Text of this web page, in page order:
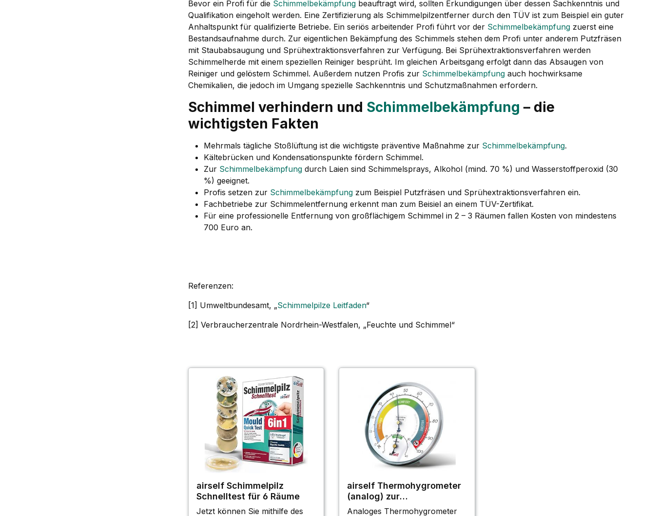
Bevor ein Profi für die Schimmelbekämpfung beauftragt wird, sollten Erkundigungen über dessen Sachkenntnis und
Qualifikation eingeholt werden. Eine Zertifizierung als Schimmelpilzentferner durch den TÜV ist zum Beispiel ein guter
Anhaltspunkt für qualifizierte Betriebe. Ein seriös arbeitender Profi führt vor der Schimmelbekämpfung zuerst eine
Bestandsaufnahme durch. Zur eigentlichen Bekämpfung des Schimmels stehen dem Profi unter anderem Putzfräsen
mit Staubabsaugung und Sprühextraktionsverfahren zur Verfügung. Bei Sprühextraktionsverfahren werden
Schimmelherde mit einem speziellen Reiniger besprüht. Im gleichen Arbeitsgang erfolgt dann das Absaugen von
Reiniger und gelöstem Schimmel. Außerdem nutzen Profis zur Schimmelbekämpfung auch hochwirksame
Chemikalien, die jedoch im Umgang spezielle Sachkenntnis und Schutzmaßnahmen erfordern.
Schimmel verhindern und Schimmelbekämpfung – die
wichtigsten Fakten
Mehrmals tägliche Stoßlüftung ist die wichtigste präventive Maßnahme zur Schimmelbekämpfung.
Kältebrücken und Kondensationspunkte fördern Schimmel.
Zur Schimmelbekämpfung durch Laien sind Schimmelsprays, Alkohol (mind. 70 %) und Wasserstoffperoxid (30
%) geeignet.
Profis setzen zur Schimmelbekämpfung zum Beispiel Putzfräsen und Sprühextraktionsverfahren ein.
Fachbetriebe zur Schimmelentfernung erkennt man zum Beisiel an einem TÜV-Zertifikat.
Für eine professionelle Entfernung von großflächigem Schimmel in 2 – 3 Räumen fallen Kosten von mindestens
700 Euro an.
Referenzen:
[1] Umweltbundesamt, „Schimmelpilze Leitfaden“
[2] Verbraucherzentrale Nordrhein-Westfalen, „Feuchte und Schimmel“
airself Schimmelpilz
Schnelltest für 6 Räume
Jetzt können Sie mithilfe des
airself Thermohygrometer
(analog) zur
Raumklimakontrolle
Analoges Thermohygrometer